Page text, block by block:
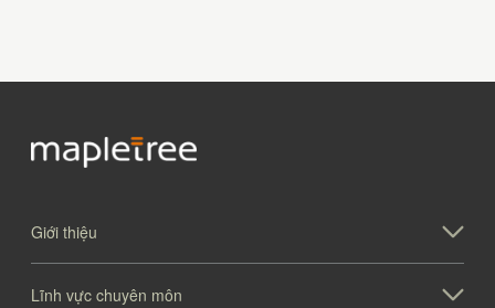
Giới thiệu
Lĩnh vực chuyên môn